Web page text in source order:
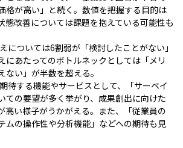
格が高い」と続く。数値を把握する目的は
態改善については課題を抱えている可能性も
については6割弱が「検討したことがない」
にあたってのボトルネックとしては「メリ
ない」が半数を超える。
待する機能やサービスとして、「サーベイ
ての要望が多く挙がり、成果創出に向けた
高い様子がうかがえる。また、「従業員の
ムの操作性や分析機能」などへの期待も見